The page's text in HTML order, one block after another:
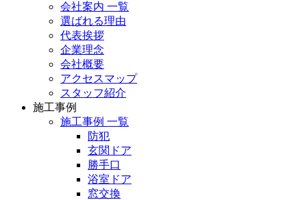
会社案内 一覧
選ばれる理由
代表挨拶
企業理念
会社概要
アクセスマップ
スタッフ紹介
施工事例
施工事例 一覧
防犯
玄関ドア
勝手口
浴室ドア
窓交換